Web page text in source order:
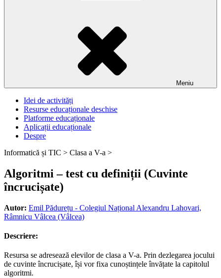
Meniu
Idei de activități
Resurse educaționale deschise
Platforme educaționale
Aplicații educaționale
Despre
Informatică și TIC > Clasa a V-a >
Algoritmi – test cu definiții (Cuvinte
încrucișate)
Autor: Emil Pădurețu - Colegiul Național Alexandru Lahovari,
Râmnicu Vâlcea (Vâlcea)
Descriere:
Resursa se adresează elevilor de clasa a V-a. Prin dezlegarea jocului
de cuvinte încrucișate, își vor fixa cunoștințele învățate la capitolul
algoritmi.